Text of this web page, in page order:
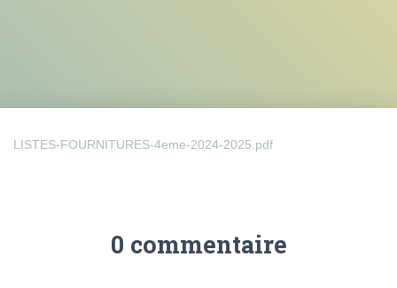
LISTES-FOURNITURES-4eme-2024-2025.pdf
0 commentaire